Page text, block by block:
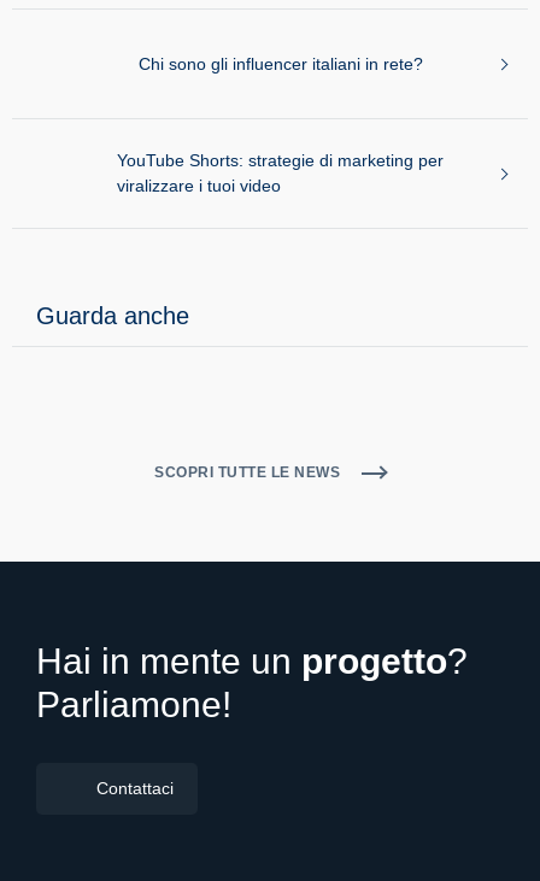
Chi sono gli influencer italiani in rete?
YouTube Shorts: strategie di marketing per
viralizzare i tuoi video
Guarda anche
SCOPRI TUTTE LE NEWS
Hai in mente un progetto?
Parliamone!
Contattaci